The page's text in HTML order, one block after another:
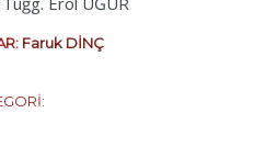
Faruk DİNÇ